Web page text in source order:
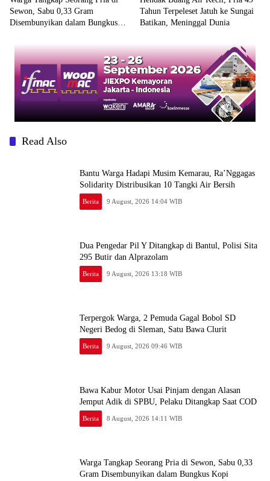
Sewon, Sabu 0,33 Gram
Disembunyikan dalam Bungkus
Tahun Terpeleset Jatuh ke Sungai
Batikan, Meninggal Dunia
Read Also
Bantu Warga Hadapi Musim Kemarau, Ra’Nggagas
Solidarity Distribusikan 10 Tangki Air Bersih
Berita 9 August, 2026 14:04 WIB
Dua Pengedar Pil Y Ditangkap di Bantul, Polisi Sita
295 Butir dan Alprazolam
Berita 9 August, 2026 13:18 WIB
Terpergok Warga, 2 Pemuda Gagal Bobol SD
Negeri Bedog di Sleman, Satu Bawa Clurit
Berita 9 August, 2026 09:46 WIB
Bawa Kabur Motor Usai Pinjam dengan Alasan
Jemput Adik di SPBU, Pelaku Ditangkap Saat COD
Berita 8 August, 2026 14:11 WIB
Warga Tangkap Seorang Pria di Sewon, Sabu 0,33
Gram Disembunyikan dalam Bungkus Kopi